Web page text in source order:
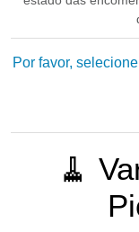
Por favor,
🧹